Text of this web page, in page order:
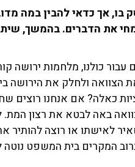
אך כדאי להבין במה
את הדברים. בהמשך,
עבור כולנו, מלחמות ירושה
ולחלק את הירושה
כאלה? אם אנחנו רוצים
באה לבטא את רצון
לאישתו או רוצה להותיר
המקרים בית המשפט נוטה